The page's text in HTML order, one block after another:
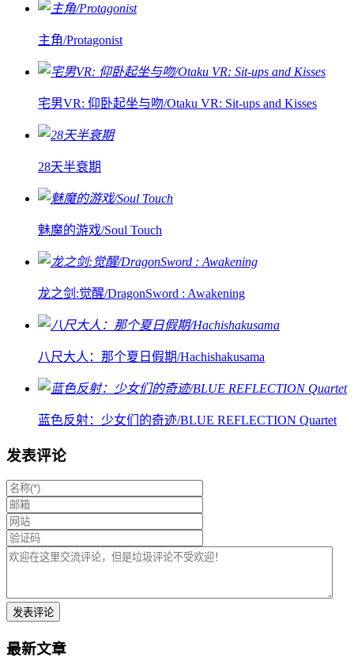
主角/Protagonist
宅男VR: 仰卧起坐与吻/Otaku VR: Sit-ups and Kisses
28天半衰期
魅魔的游戏/Soul Touch
龙之剑:觉醒/DragonSword : Awakening
八尺大人：那个夏日假期/Hachishakusama
蓝色反射：少女们的奇迹/BLUE REFLECTION Quartet
发表评论
最新文章